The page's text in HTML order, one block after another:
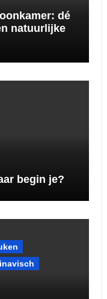
dé
natuurlijke
begin je?